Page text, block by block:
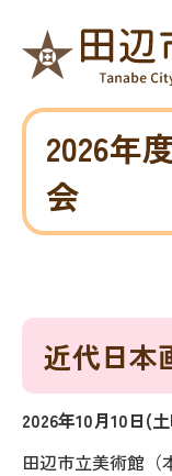
2026年
会
近代日本
2026年10月10日(
田辺市立美術館（